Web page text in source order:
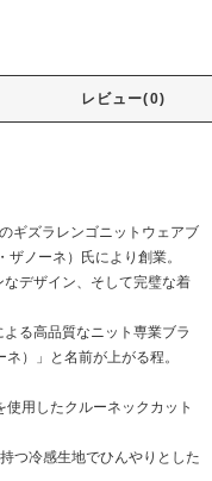
レビュー(0)
ギズラレンゴニットウェアブ
ノーネ）氏により創業。
デザイン、そして完璧な着
る高品質なニット専業ブラ
）」と名前が上がる程。
用したクルーネックカット
つ冷感生地でひんやりとした